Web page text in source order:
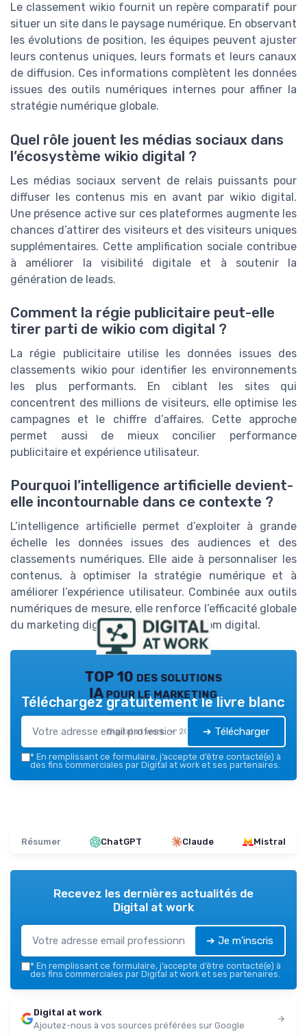
Le classement wikio fournit un repère comparatif pour
situer un site dans le paysage numérique. En observant
les évolutions de position, les équipes peuvent ajuster
leurs contenus uniques, leurs formats et leurs canaux
de diffusion. Ces informations complètent les données
issues des outils numériques internes pour affiner la
stratégie numérique globale.
Quel rôle jouent les médias sociaux dans
l’écosystème wikio digital ?
Les médias sociaux servent de relais puissants pour
diffuser les contenus mis en avant par wikio digital.
Une présence active sur ces plateformes augmente les
chances d’attirer des visiteurs et des visiteurs uniques
supplémentaires. Cette amplification sociale contribue
à améliorer la visibilité digitale et à soutenir la
génération de leads.
Comment la régie publicitaire peut-elle
tirer parti de wikio com digital ?
La régie publicitaire utilise les données issues des
classements wikio pour identifier les environnements
les plus performants. En ciblant les sites qui
concentrent des millions de visiteurs, elle optimise les
campagnes et le chiffre d’affaires. Cette approche
permet aussi de mieux concilier performance
publicitaire et expérience utilisateur.
Pourquoi l’intelligence artificielle devient-
elle incontournable dans ce contexte ?
L’intelligence artificielle permet d’exploiter à grande
échelle les données issues des audiences et des
classements numériques. Elle aide à personnaliser les
contenus, à optimiser la stratégie numérique et à
améliorer l’expérience utilisateur. Combinée aux outils
numériques de mesure, elle renforce l’efficacité globale
du marketing digital autour de wikio com digital.
TOP 10 des solutions
IA pour le marketing
Digital at work — 2026
Téléchargez gratuitement le livre blanc
➔ Télécharger
* En remplissant ce formulaire, j’accepte d’être contacté(e) à
des fins commerciales par Digital at work et ses partenaires.
Résumer ChatGPT Claude Mistral
Recevez les dernières actualités de
Digital at work
➔ Je m'inscris
* En remplissant ce formulaire, j’accepte d’être contacté(e) à
des fins commerciales par Digital at work et ses partenaires.
Digital at work
Ajoutez-nous à vos sources préférées sur Google